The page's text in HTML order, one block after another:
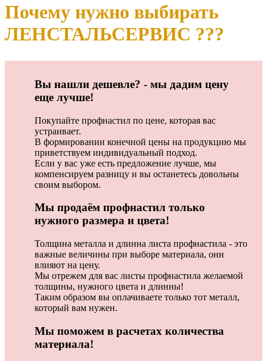
Почему нужно выбирать
ЛЕНСТАЛЬСЕРВИС ???
Вы нашли дешевле? - мы дадим цену
еще лучше!
Покупайте профнастил по цене, которая вас
устраивает.
В формировании конечной цены на продукцию мы
приветствуем индивидуальный подход.
Если у вас уже есть предложение лучше, мы
компенсируем разницу и вы останетесь довольны
своим выбором.
Мы продаём профнастил только
нужного размера и цвета!
Толщина металла и длинна листа профнастила - это
важные величины при выборе материала, они
влияют на цену.
Мы отрежем для вас листы профнастила желаемой
толщины, нужного цвета и длинны!
Таким образом вы оплачиваете только тот металл,
который вам нужен.
Мы поможем в расчетах количества
материала!